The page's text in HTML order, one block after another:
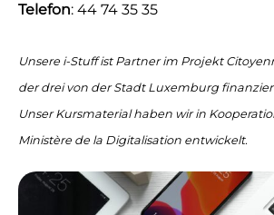
Telefon: 44 74 35 35
Unsere i-Stuff ist Partner im Projekt
der drei von der Stadt Luxemburg
Unser Kursmaterial haben wir in
Ministère de la Digitalisation entwickelt.